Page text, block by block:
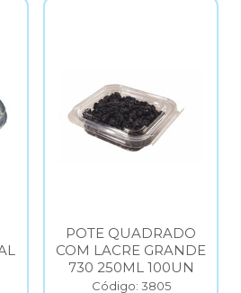
POTE QUADRADO
COM LACRE GRANDE
730 250ML 100UN
Código: 3805